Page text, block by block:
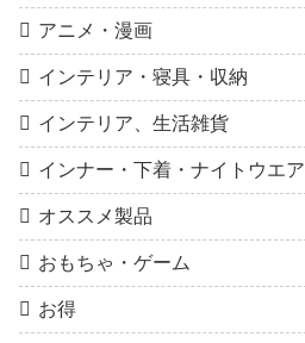
アニメ・漫画
インテリア・寝具・収納
インテリア、生活雑貨
インナー・下着・ナイトウエア
オススメ製品
おもちゃ・ゲーム
お得